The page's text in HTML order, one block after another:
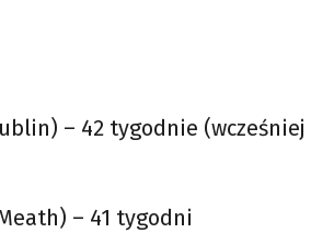
– 42 tygodnie (wcześniej
– 41 tygodni